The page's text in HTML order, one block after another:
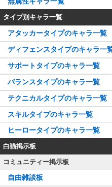
タイプ別キャラ一覧
アタッカータイプのキャラ一覧
ディフェンスタイプのキャラ一
サポートタイプのキャラ一覧
バランスタイプのキャラ一覧
テクニカルタイプのキャラ一覧
スキルタイプのキャラ一覧
ヒーロータイプのキャラ一覧
白猫掲示板
コミュニティー掲示板
自由雑談板